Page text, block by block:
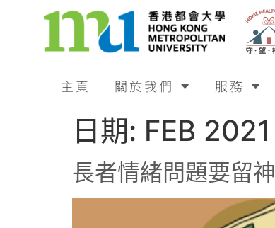
主頁 關於我們 服務
日期: FEB 2021
長者情緒問題要留神